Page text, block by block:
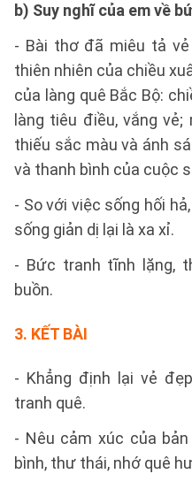
b) Suy nghĩ của em về
- Bài thơ đã miêu tả
thiên nhiên của chiều
của làng quê Bắc Bộ:
làng tiêu điều, vắng
thiếu sắc màu và ánh
và thanh bình của cuộc
- So với việc sống hối
sống giản dị lại là xa xỉ.
- Bức tranh tĩnh lặng,
buồn.
3. KẾT BÀI
- Khẳng định lại vẻ
tranh quê.
- Nêu cảm xúc của
bình, thư thái, nhớ quê